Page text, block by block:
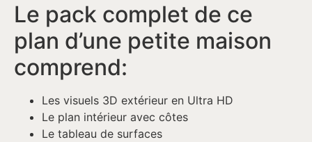
Le pack complet de ce
plan d’une petite maison
comprend:
Les visuels 3D extérieur en Ultra HD
Le plan intérieur avec côtes
Le tableau de surfaces